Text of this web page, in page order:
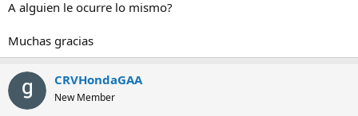
A alguien le ocurre lo mismo?
Muchas gracias
CRVHondaGAA
New Member